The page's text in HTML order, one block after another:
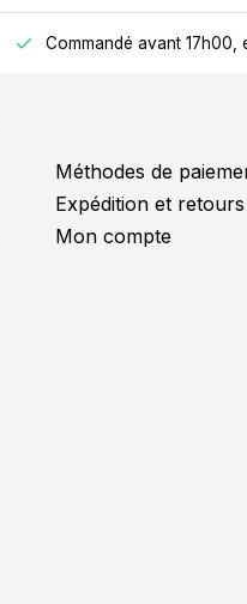
Commandé avant 17h00,
Méthodes de
Expédition et retours
Mon compte